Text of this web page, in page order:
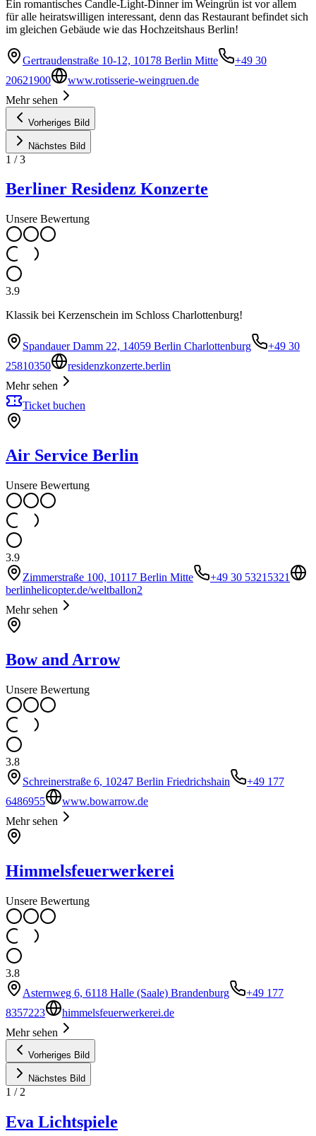
Ein romantisches Candle-Light-Dinner im Weingrün ist vor allem
für alle heiratswilligen interessant, denn das Restaurant befindet sich
im gleichen Gebäude wie das Hochzeitshaus Berlin!
Gertraudenstraße 10-12, 10178 Berlin Mitte
+49 30
20621900
www.rotisserie-weingruen.de
Mehr sehen
Vorheriges Bild
Nächstes Bild
1 /3
Berliner Residenz Konzerte
Unsere Bewertung
3.9
Klassik bei Kerzenschein im Schloss Charlottenburg!
Spandauer Damm 22, 14059 Berlin Charlottenburg
+49 30
25810350
residenzkonzerte.berlin
Mehr sehen
Ticket buchen
Air Service Berlin
Unsere Bewertung
3.9
Zimmerstraße 100, 10117 Berlin Mitte
+49 30 53215321
berlinhelicopter.de/weltballon2
Mehr sehen
Bow and Arrow
Unsere Bewertung
3.8
Schreinerstraße 6, 10247 Berlin Friedrichshain
+49 177
6486955
www.bowarrow.de
Mehr sehen
Himmelsfeuerwerkerei
Unsere Bewertung
3.8
Asternweg 6, 6118 Halle (Saale) Brandenburg
+49 177
8357223
himmelsfeuerwerkerei.de
Mehr sehen
Vorheriges Bild
Nächstes Bild
1 / 2
Eva Lichtspiele